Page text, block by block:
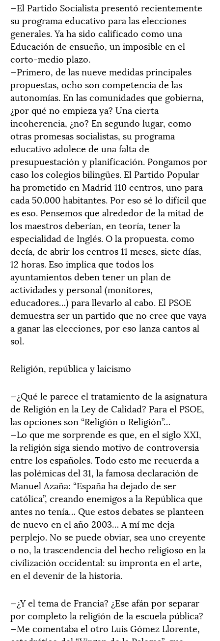
—El Partido Socialista presentó recientemente
su programa educativo para las elecciones
generales. Ya ha sido calificado como una
Educación de ensueño, un imposible en el
corto-medio plazo.
—Primero, de las nueve medidas principales
propuestas, ocho son competencia de las
autonomías. En las comunidades que gobierna,
¿por qué no empieza ya? Una cierta
incoherencia, ¿no? En segundo lugar, como
otras promesas socialistas, su programa
educativo adolece de una falta de
presupuestación y planificación. Pongamos por
caso los colegios bilingües. El Partido Popular
ha prometido en Madrid 110 centros, uno para
cada 50.000 habitantes. Por eso sé lo difícil que
es eso. Pensemos que alrededor de la mitad de
los maestros deberían, en teoría, tener la
especialidad de Inglés. O la propuesta. como
decía, de abrir los centros 11 meses, siete días,
12 horas. Eso implica que todos los
ayuntamientos deben tener un plan de
actividades y personal (monitores,
educadores…) para llevarlo al cabo. El PSOE
demuestra ser un partido que no cree que vaya
a ganar las elecciones, por eso lanza cantos al
sol.
Religión, república y laicismo
—¿Qué le parece el tratamiento de la asignatura
de Religión en la Ley de Calidad? Para el PSOE,
las opciones son “Religión o Religión”…
—Lo que me sorprende es que, en el siglo XXI,
la religión siga siendo motivo de controversia
entre los españoles. Todo esto me recuerda a
las polémicas del 31, la famosa declaración de
Manuel Azaña: “España ha dejado de ser
católica”, creando enemigos a la República que
antes no tenía… Que estos debates se planteen
de nuevo en el año 2003… A mí me deja
perplejo. No se puede obviar, sea uno creyente
o no, la trascendencia del hecho religioso en la
civilización occidental: su impronta en el arte,
en el devenir de la historia.
—¿Y el tema de Francia? ¿Ese afán por separar
por completo la religión de la escuela pública?
—Me comentaba el otro Luis Gómez Llorente,